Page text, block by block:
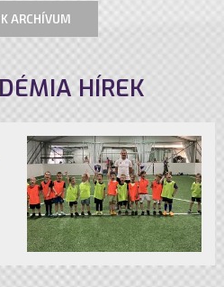
ARCHÍVUM
HÍREK